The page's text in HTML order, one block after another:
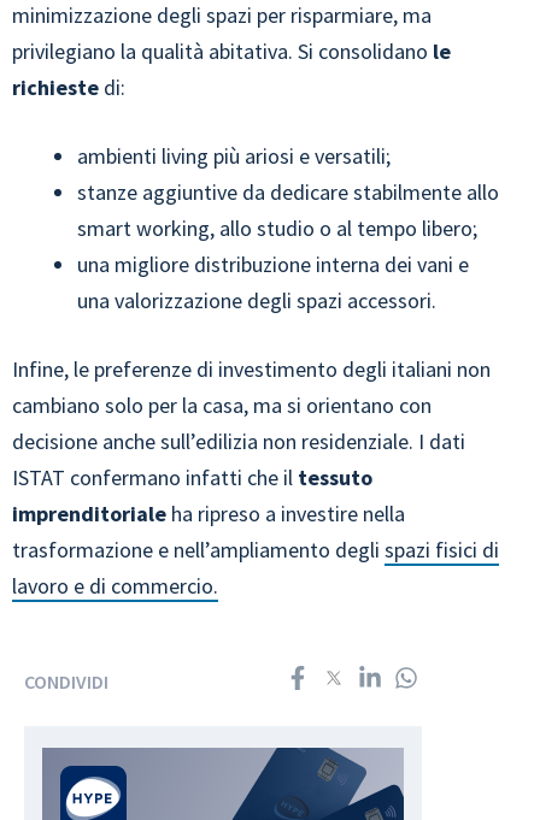
minimizzazione degli spazi per risparmiare, ma
privilegiano la qualità abitativa. Si consolidano le
richieste di:
ambienti living più ariosi e versatili;
stanze aggiuntive da dedicare stabilmente allo
smart working, allo studio o al tempo libero;
una migliore distribuzione interna dei vani e
una valorizzazione degli spazi accessori.
Infine, le preferenze di investimento degli italiani non
cambiano solo per la casa, ma si orientano con
decisione anche sull’edilizia non residenziale. I dati
ISTAT confermano infatti che il tessuto
imprenditoriale ha ripreso a investire nella
trasformazione e nell’ampliamento degli spazi fisici di
lavoro e di commercio.
CONDIVIDI